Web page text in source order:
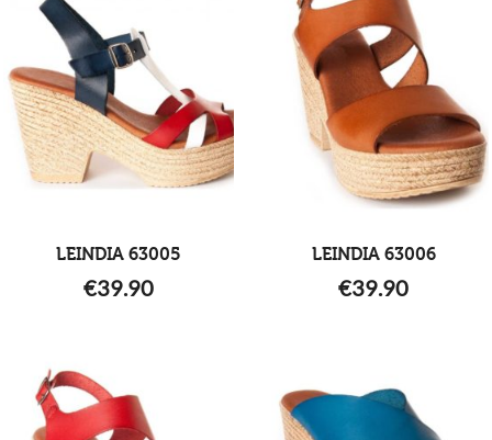
LEINDIA 63005
€39.90
LEINDIA 63006
€39.90